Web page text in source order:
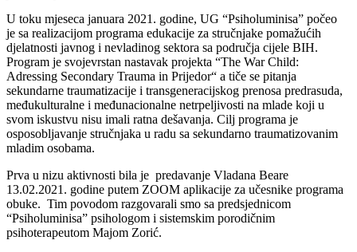
U toku mjeseca januara 2021. godine, UG “Psiholuminisa” počeo
je sa realizacijom programa edukacije za stručnjake pomažućih
djelatnosti javnog i nevladinog sektora sa područja cijele BIH.
Program je svojevrstan nastavak projekta “The War Child:
Adressing Secondary Trauma in Prijedor“ a tiče se pitanja
sekundarne traumatizacije i transgeneracijskog prenosa predrasuda,
međukulturalne i međunacionalne netrpeljivosti na mlade koji u
svom iskustvu nisu imali ratna dešavanja. Cilj programa je
osposobljavanje stručnjaka u radu sa sekundarno traumatizovanim
mladim osobama.
Prva u nizu aktivnosti bila je predavanje Vladana Beare
13.02.2021. godine putem ZOOM aplikacije za učesnike programa
obuke. Tim povodom razgovarali smo sa predsjednicom
“Psiholuminisa” psihologom i sistemskim porodičnim
psihoterapeutom Majom Zorić.